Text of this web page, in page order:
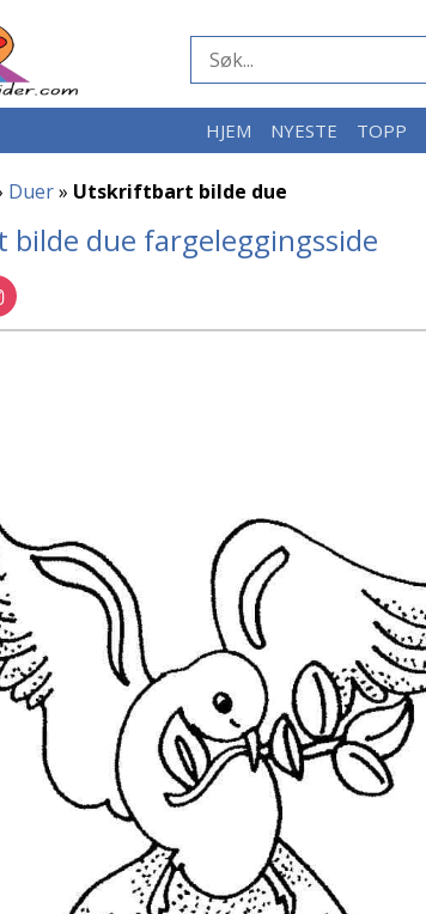
HJEM NYESTE TOPP
Duer» Utskriftbart bilde due
due fargeleggingsside